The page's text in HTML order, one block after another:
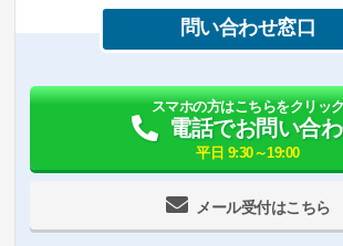
問い合わせ窓口
メール受付はこちら
スマホの方はこちらをクリック
電話でお問い合
平日 9:30～19:00